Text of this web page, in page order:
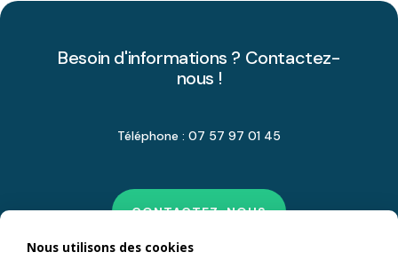
Besoin d'informations ? Contactez-
nous !
Téléphone : 07 57 97 01 45
CONTACTEZ-NOUS
Nous utilisons des cookies